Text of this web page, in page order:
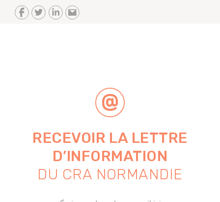
RECEVOIR LA LETTRE
D’INFORMATION
DU CRA NORMANDIE